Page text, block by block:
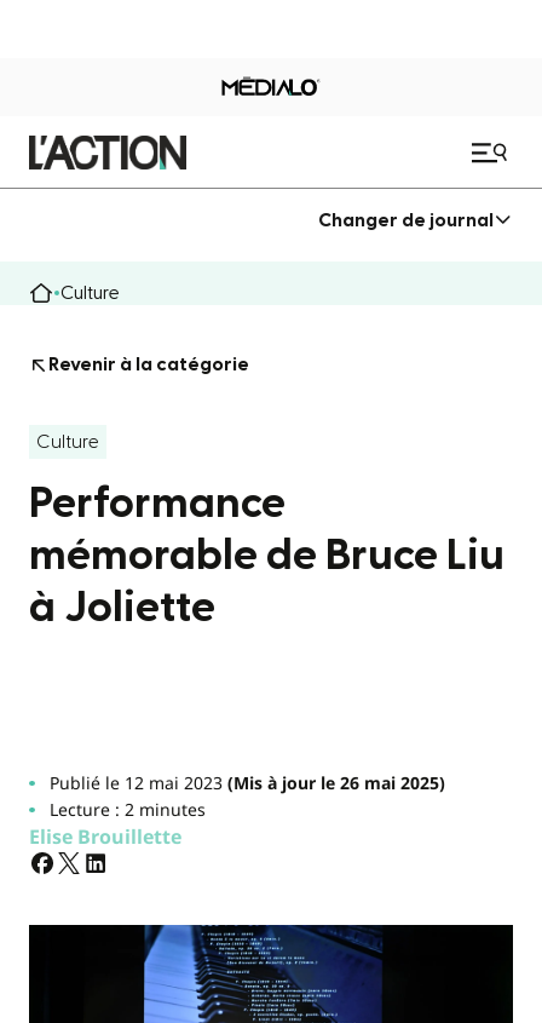
Changer de journal
Culture
Revenir à la catégorie
Culture
Performance
mémorable de Bruce Liu
à Joliette
Publié le 12 mai 2023(Mis à jour le 26 mai 2025)
Lecture : 2 minutes
Elise Brouillette